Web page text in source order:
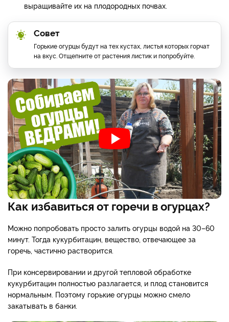
выращивайте их на плодородных почвах.
Совет
Горькие огурцы будут на тех кустах, листья которых горчат
на вкус. Отщепните от растения листик и попробуйте.
Как избавиться от горечи в огурцах?
Можно попробовать просто залить огурцы водой на 30–60
минут. Тогда кукурбитацин, вещество, отвечающее за
горечь, частично растворится.
При консервировании и другой тепловой обработке
кукурбитацин полностью разлагается, и плод становится
нормальным. Поэтому горькие огурцы можно смело
закатывать в банки.